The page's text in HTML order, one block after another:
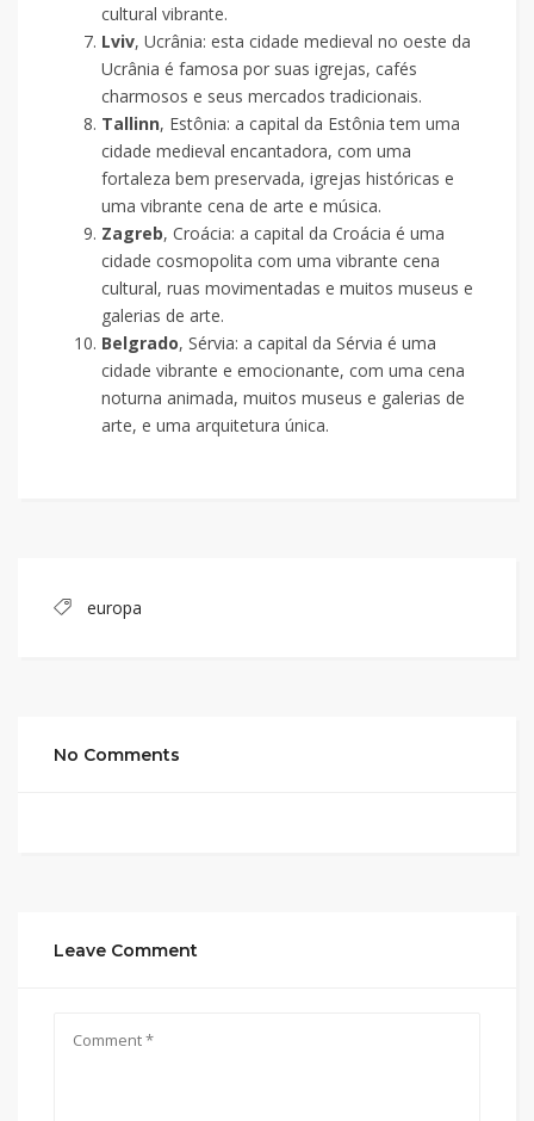
cultural vibrante.
Lviv, Ucrânia: esta cidade medieval no oeste da
Ucrânia é famosa por suas igrejas, cafés
charmosos e seus mercados tradicionais.
Tallinn, Estônia: a capital da Estônia tem uma
cidade medieval encantadora, com uma
fortaleza bem preservada, igrejas históricas e
uma vibrante cena de arte e música.
Zagreb, Croácia: a capital da Croácia é uma
cidade cosmopolita com uma vibrante cena
cultural, ruas movimentadas e muitos museus e
galerias de arte.
Belgrado, Sérvia: a capital da Sérvia é uma
cidade vibrante e emocionante, com uma cena
noturna animada, muitos museus e galerias de
arte, e uma arquitetura única.
europa
No Comments
Leave Comment